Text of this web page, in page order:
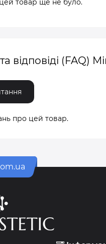
цей товар ще не було.
відповіді (FAQ)
про цей товар.